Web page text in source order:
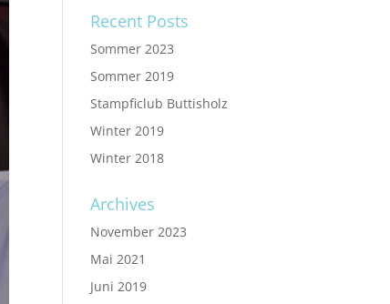
Recent Posts
Sommer 2023
Sommer 2019
Stampficlub Buttisholz
Winter 2019
Winter 2018
Archives
November 2023
Mai 2021
Juni 2019